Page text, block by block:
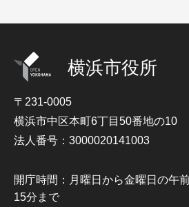
横浜市役所
〒231-0005
横浜市中区本町6丁目50番地の10
法人番号：3000020141003
開庁時間：月曜日から金曜日の午
15分まで